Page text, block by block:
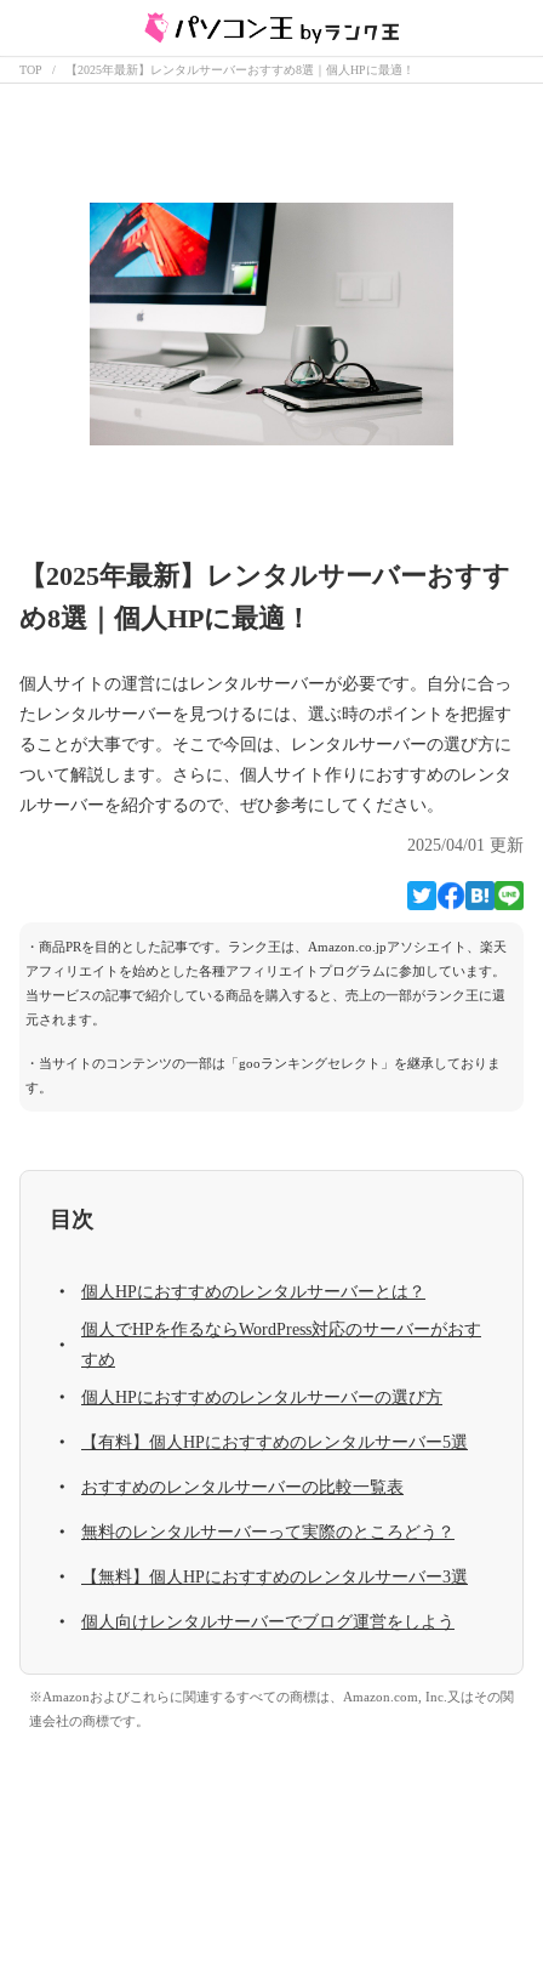
TOP 【2025年最新】レンタルサーバーおすすめ8選｜個人HPに最適！
【2025年最新】レンタルサーバーおすす
め8選｜個人HPに最適！
個人サイトの運営にはレンタルサーバーが必要です。自分に合っ
たレンタルサーバーを見つけるには、選ぶ時のポイントを把握す
ることが大事です。そこで今回は、レンタルサーバーの選び方に
ついて解説します。さらに、個人サイト作りにおすすめのレンタ
ルサーバーを紹介するので、ぜひ参考にしてください。
2025/04/01 更新
・商品PRを目的とした記事です。ランク王は、Amazon.co.jpアソシエイト、楽天
アフィリエイトを始めとした各種アフィリエイトプログラムに参加しています。
当サービスの記事で紹介している商品を購入すると、売上の一部がランク王に還
元されます。
・当サイトのコンテンツの一部は「gooランキングセレクト」を継承しておりま
す。
目次
個人HPにおすすめのレンタルサーバーとは？
個人でHPを作るならWordPress対応のサーバーがおす
すめ
個人HPにおすすめのレンタルサーバーの選び方
【有料】個人HPにおすすめのレンタルサーバー5選
おすすめのレンタルサーバーの比較一覧表
無料のレンタルサーバーって実際のところどう？
【無料】個人HPにおすすめのレンタルサーバー3選
個人向けレンタルサーバーでブログ運営をしよう
※Amazonおよびこれらに関連するすべての商標は、Amazon.com, Inc.又はその関
連会社の商標です。